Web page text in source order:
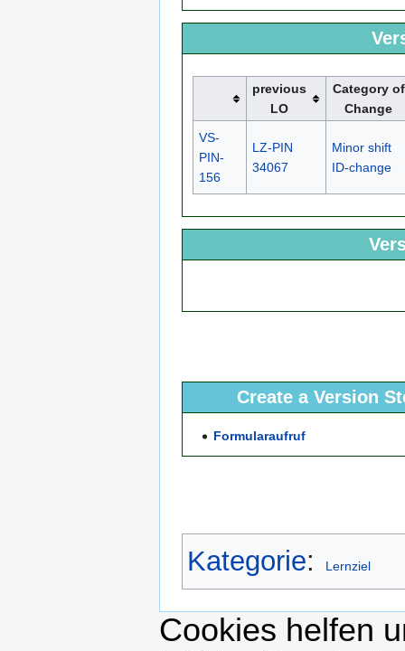
previous
LO
Category of
Change
VS-
PIN-
156
LZ-PIN
34067
Minor shift
ID-change
Create a Version
Formularaufruf
Kategorie: Lernziel
Cookies helfen